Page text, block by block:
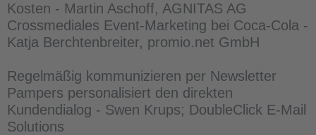
Kosten - Martin Aschoff, AGNITAS AG
Crossmediales Event-Marketing bei Coca-Cola -
Katja Berchtenbreiter, promio.net GmbH
Regelmäßig kommunizieren per Newsletter
Pampers personalisiert den direkten
Kundendialog - Swen Krups; DoubleClick E-Mail
Solutions